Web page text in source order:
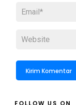
FOLLOW US ON